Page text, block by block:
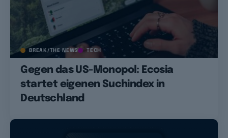
BREAK/THE NEWS TECH
Gegen das US-Monopol: Ecosia
startet eigenen Suchindex in
Deutschland